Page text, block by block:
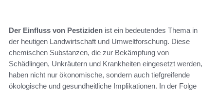
Der Einfluss von Pestiziden ist ein bedeutendes Thema in
der heutigen Landwirtschaft und Umweltforschung. Diese
chemischen Substanzen, die zur Bekämpfung von
Schädlingen, Unkräutern und Krankheiten eingesetzt werden,
haben nicht nur ökonomische, sondern auch tiefgreifende
ökologische und gesundheitliche Implikationen. In der Folge